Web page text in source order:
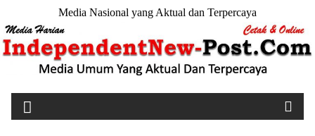
o
Media Nasional yang Aktual dan Terpercaya